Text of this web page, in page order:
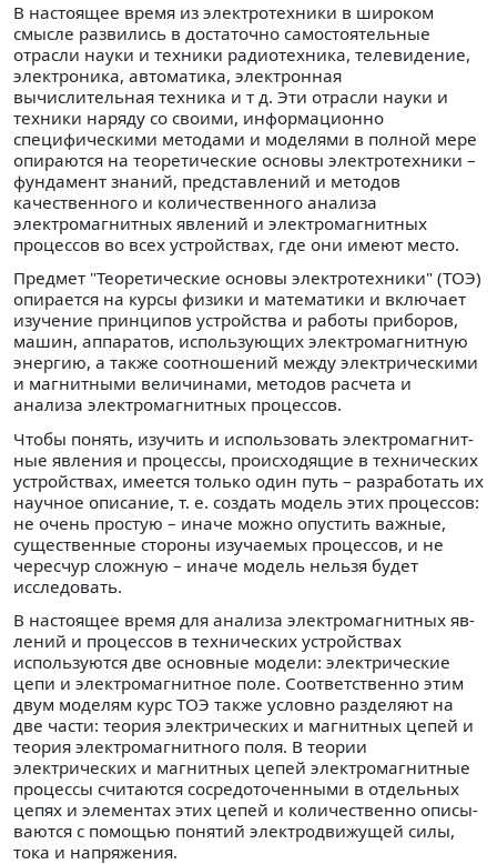
В настоящее время из электротехники в широком
смыс­ле развились в достаточно самостоятельные
отрасли науки и техники радиотехника, телевидение,
электроника, авто­матика, электронная
вычислительная техника и т д. Эти отрасли науки и
техники наряду со своими, информацион­но
специфическими методами и моделями в полной мере
опираются на теоретические основы электротехники –
фун­дамент знаний, представлений и методов
качественного и количественного анализа
электромагнитных явлений и электромагнитных
процессов во всех устройствах, где они имеют место.
Предмет "Теоретические основы электротехники" (ТОЭ)
опирается на курсы физики и математики и вклю­чает
изучение принципов устройства и работы приборов,
машин, аппаратов, использующих электромагнитную
энер­гию, а также соотношений между электрическими
и маг­нитными величинами, методов расчета и
анализа электро­магнитных процессов.
Чтобы понять, изучить и использовать электромагнит­
ные явления и процессы, происходящие в технических
уст­ройствах, имеется только один путь – разработать их
на­учное описание, т. е. создать модель этих процессов:
не очень простую – иначе можно опустить важные,
сущест­венные стороны изучаемых процессов, и не
чересчур слож­ную – иначе модель нельзя будет
исследовать.
В настоящее время для анализа электромагнитных яв­
лений и процессов в технических устройствах
используют­ся две основные модели: электрические
цепи и электромаг­нитное поле. Соответственно этим
двум моделям курс ТОЭ также условно разделяют на
две части: теория электричес­ких и магнитных цепей и
теория электромагнитного поля. В теории
электрических и магнитных цепей электромаг­нитные
процессы считаются сосредоточенными в отдель­ных
цепях и элементах этих цепей и количественно описы­
ваются с помощью понятий электродвижущей силы,
тока и напряжения.